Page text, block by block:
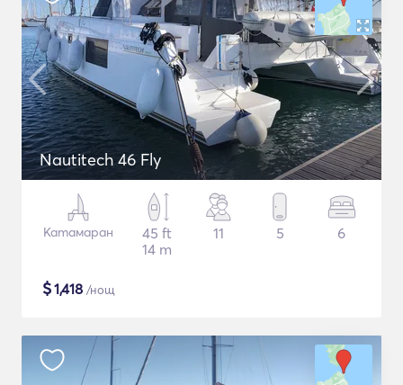
Nautitech 46 Fly
Катамаран
45 ft
14 m
11 5 6
$1,418 /нощ